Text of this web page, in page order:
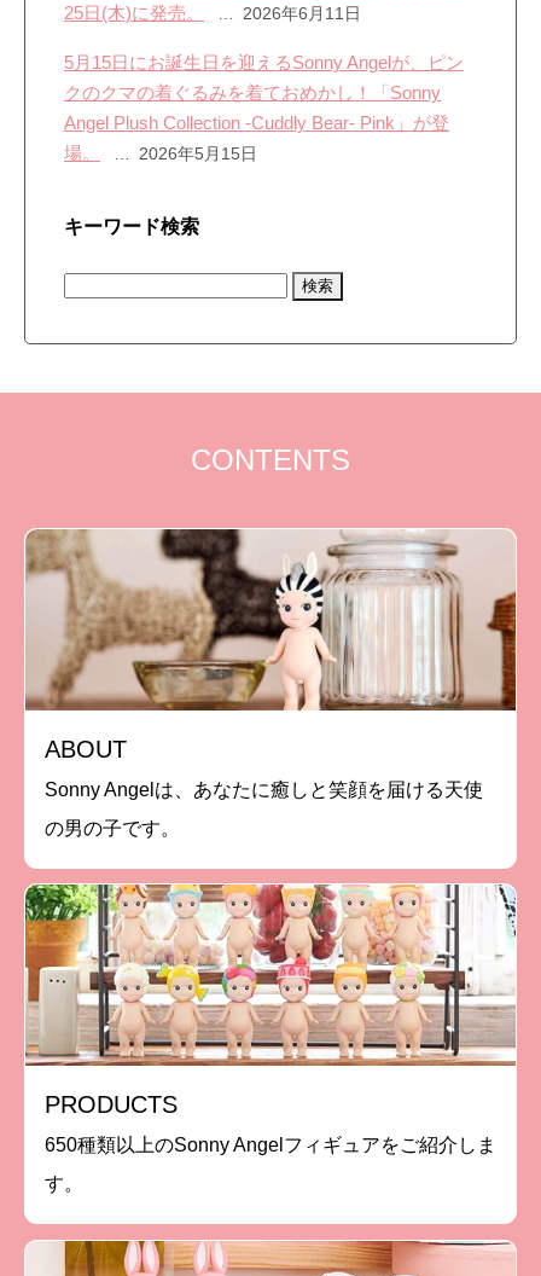
25日(木)に発売。
2026年6月11日
5月15日にお誕生日を迎えるSonny Angelが、ピン
クのクマの着ぐるみを着ておめかし！「Sonny
Angel Plush Collection -Cuddly Bear- Pink」が登
場。
2026年5月15日
キーワード検索
CONTENTS
ABOUT
Sonny Angelは、あなたに癒しと笑顔を届ける天使
の男の子です。
PRODUCTS
650種類以上のSonny Angelフィギュアをご紹介しま
す。